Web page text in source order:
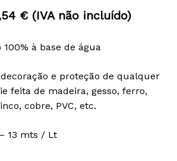
€Price
18,73 €
70,54 €
(IVA não incluído)
à base de água
e proteção de qualquer
feita de madeira, gesso, ferro,
cobre, PVC, etc.
13 mts / Lt